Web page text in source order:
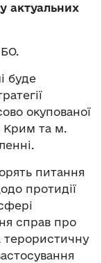
актуальних
буде
окупованої
Крим та м.
питання
протидії
справ про
терористичну